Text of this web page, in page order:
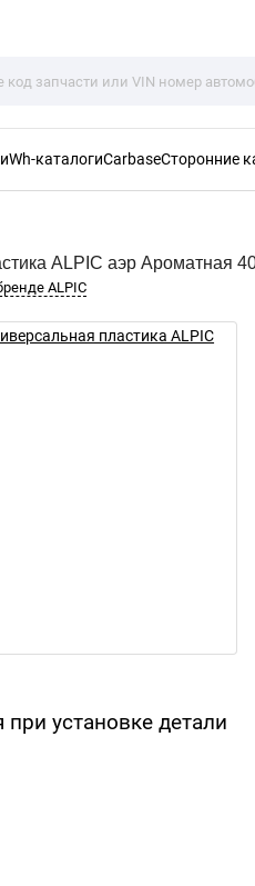
Wh-каталогиCarbaseСторонние
ALPIC аэр Ароматная
ALPIC
установке детали